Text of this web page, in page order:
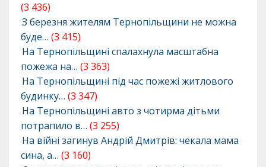
(3 436)
З березня жителям Тернопільщини не можна
буде… (3 415)
На Тернопільщині спалахнула масштабна
пожежа на… (3 363)
На Тернопільщині під час пожежі житлового
будинку… (3 347)
На Тернопільщині авто з чотирма дітьми
потрапило в… (3 255)
На війні загинув Андрій Дмитрів: чекала мама
сина, а… (3 160)